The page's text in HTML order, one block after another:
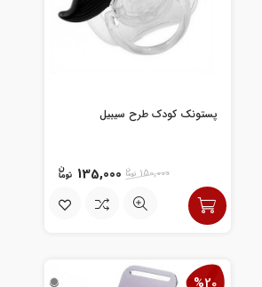
پستونک کودک طرح سیبیل
150,000
135,000